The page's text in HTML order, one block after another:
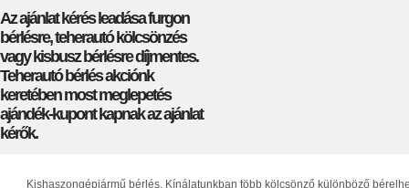
Az ajánlat kérés leadása furgon
bérlésre, teherautó kölcsönzés
vagy kisbusz bérlésre díjmentes.
Teherautó bérlés akciónk
keretében most meglepetés
ajándék-kupont kapnak az ajánlat
kérők.
Kishaszongépjármű bérlés. Kínálatunkban több kölcsönző különböző